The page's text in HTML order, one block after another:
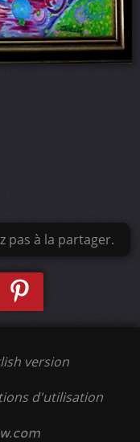
pas à la partager.
version
d'utilisation